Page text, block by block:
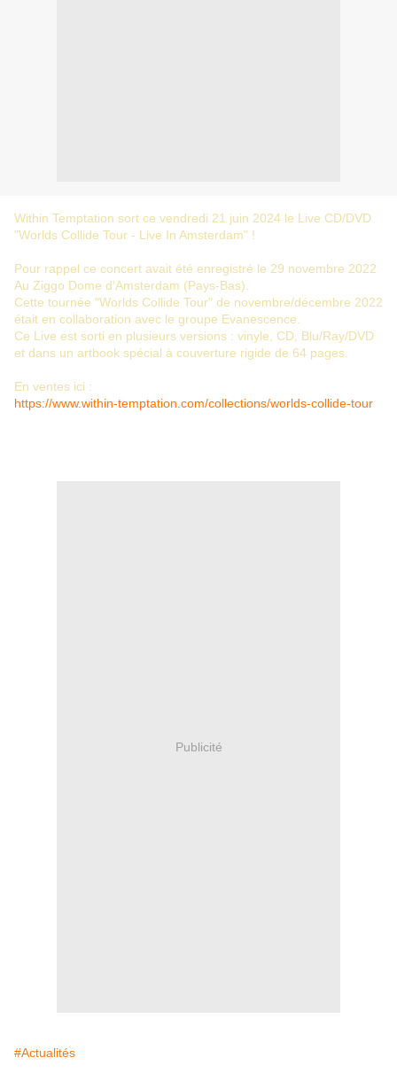
Within Temptation sort ce vendredi 21 juin 2024 le Live CD/DVD
"Worlds Collide Tour - Live In Amsterdam" !
Pour rappel ce concert avait été enregistré le 29 novembre 2022
Au Ziggo Dome d'Amsterdam (Pays-Bas).
Cette tournée "Worlds Collide Tour" de novembre/décembre 2022
était en collaboration avec le groupe Evanescence.
Ce Live est sorti en plusieurs versions : vinyle, CD, Blu/Ray/DVD
et dans un artbook spécial à couverture rigide de 64 pages.
En ventes ici :
https://www.within-temptation.com/collections/worlds-collide-tour
Publicité
#Actualités